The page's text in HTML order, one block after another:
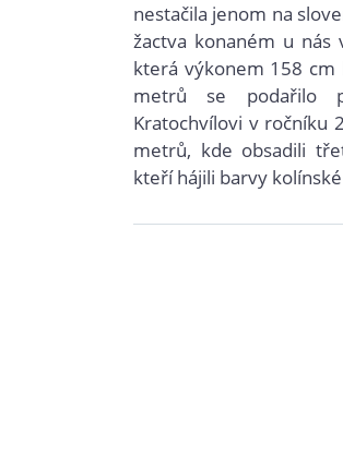
nestačila jenom na
žactva konaném u nás
která výkonem 158
metrů se podařilo
Kratochvílovi v ročníku
metrů, kde obsadili
kteří hájili barvy